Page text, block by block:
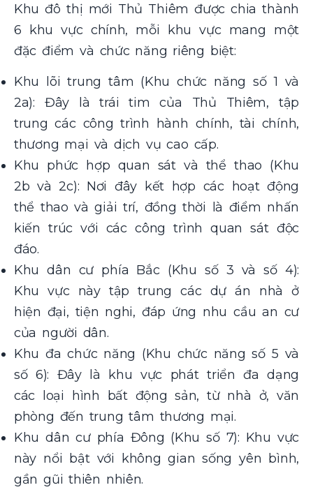
Khu đô thị mới Thủ Thiêm được chia thành
6 khu vực chính, mỗi khu vực mang một
đặc điểm và chức năng riêng biệt:
Khu lõi trung tâm (Khu chức năng số 1 và
2a): Đây là trái tim của Thủ Thiêm, tập
trung các công trình hành chính, tài chính,
thương mại và dịch vụ cao cấp.
Khu phức hợp quan sát và thể thao (Khu
2b và 2c): Nơi đây kết hợp các hoạt động
thể thao và giải trí, đồng thời là điểm nhấn
kiến trúc với các công trình quan sát độc
đáo.
Khu dân cư phía Bắc (Khu số 3 và số 4):
Khu vực này tập trung các dự án nhà ở
hiện đại, tiện nghi, đáp ứng nhu cầu an cư
của người dân.
Khu đa chức năng (Khu chức năng số 5 và
số 6): Đây là khu vực phát triển đa dạng
các loại hình bất động sản, từ nhà ở, văn
phòng đến trung tâm thương mại.
Khu dân cư phía Đông (Khu số 7): Khu vực
này nổi bật với không gian sống yên bình,
gần gũi thiên nhiên.